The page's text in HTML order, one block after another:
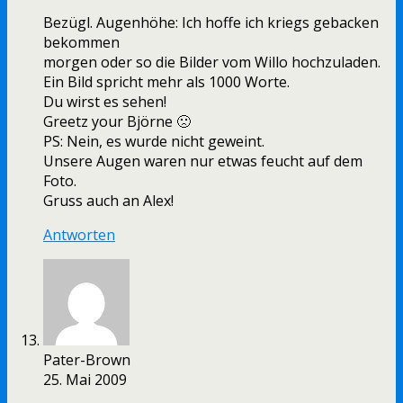
Bezügl. Augenhöhe: Ich hoffe ich kriegs gebacken
bekommen
morgen oder so die Bilder vom Willo hochzuladen.
Ein Bild spricht mehr als 1000 Worte.
Du wirst es sehen!
Greetz your Björne 🙁
PS: Nein, es wurde nicht geweint.
Unsere Augen waren nur etwas feucht auf dem
Foto.
Gruss auch an Alex!
Antworten
Pater-Brown
25. Mai 2009